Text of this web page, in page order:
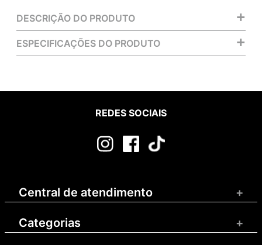
DESCRIÇÃO DO PRODUTO +
ESPECIFICAÇÕES DO PRODUTO +
REDES SOCIAIS
Central de atendimento +
Categorias +